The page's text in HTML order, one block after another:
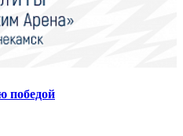
победой